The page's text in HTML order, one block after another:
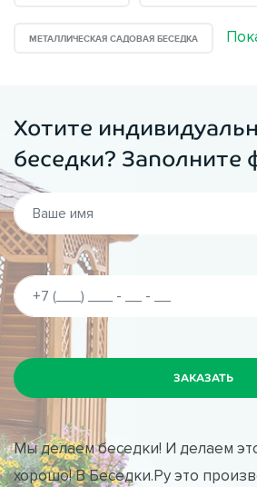
МЕТАЛЛИЧЕСКАЯ САДОВАЯ БЕСЕДКА
Хотите
беседки? Заполните
Мы делаем беседки! И делаем
хорошо! В Беседки.Ру это